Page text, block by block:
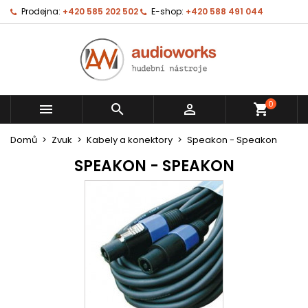
Prodejna: +420 585 202 502 E-shop: +420 588 491 044
   shopping_cart0
Domů Zvuk Kabely a konektory Speakon - Speakon
SPEAKON - SPEAKON